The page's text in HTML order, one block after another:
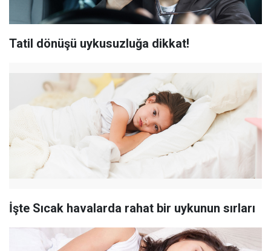
Tatil dönüşü uykusuzluğa dikkat!
İşte Sıcak havalarda rahat bir uykunun sırları